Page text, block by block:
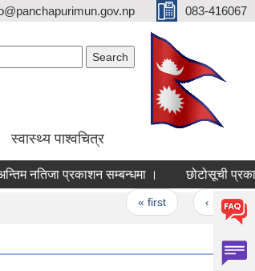
083-416067
स्वास्थ्य पाश्वचित्र
नतिजा प्रकाशन सम्बन्धमा । छोटोसूची प्रकाशन
« first ‹ previous